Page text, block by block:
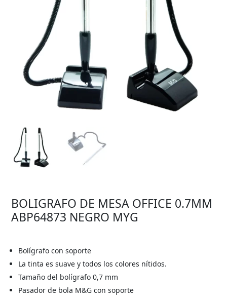
BOLIGRAFO DE MESA OFFICE 0.7MM
ABP64873 NEGRO MYG
Bolígrafo con soporte
La tinta es suave y todos los colores nítidos.
Tamaño del bolígrafo 0,7 mm
Pasador de bola M&G con soporte